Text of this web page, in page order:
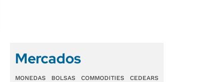
Mercados
MONEDAS BOLSAS COMMODITIES CEDEARS